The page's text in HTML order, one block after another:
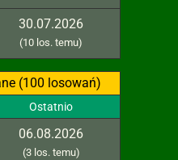
30.07.2026
(10 los. temu)
(100 losowań)
Ostatnio
06.08.2026
(3 los. temu)